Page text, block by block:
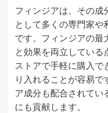
フィンジアは、その成
として多くの専門家
です。フィンジアの最
と効果を両立してい
ストアで手軽に購入で
り入れることが容易
ア成分も配合されてい
にも貢献します。